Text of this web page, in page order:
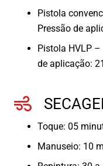
Pistola
Pressão de
Pistola HVLP
de aplicação:
Toque: 05
Manuseio: 10